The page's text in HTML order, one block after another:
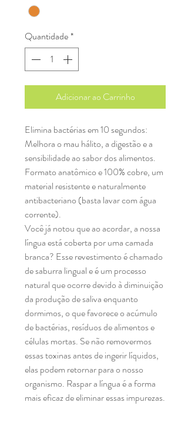
Quantidade*
Adicionar ao Carrinho
Elimina bactérias em 10 segundos:
Melhora o mau hálito, a digestão e a
sensibilidade ao sabor dos alimentos.
Formato anatômico e 100% cobre, um
material resistente e naturalmente
antibacteriano (basta lavar com água
corrente).
Você já notou que ao acordar, a nossa
língua está coberta por uma camada
branca? Esse revestimento é chamado
de saburra lingual e é um processo
natural que ocorre devido à diminuição
da produção de saliva enquanto
dormimos, o que favorece o acúmulo
de bactérias, resíduos de alimentos e
células mortas. Se não removermos
essas toxinas antes de ingerir líquidos,
elas podem retornar para o nosso
organismo. Raspar a língua é a forma
mais eficaz de eliminar essas impurezas.